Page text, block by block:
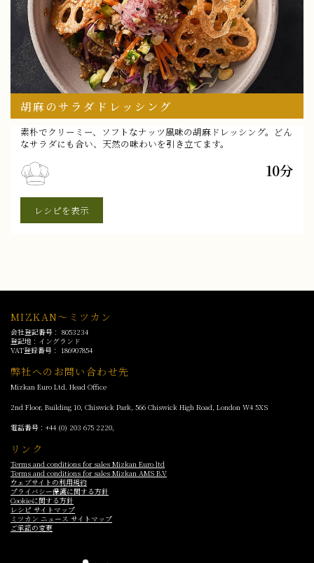
胡麻のサラダドレッシング
素朴でクリーミー、ソフトなナッツ風味の胡麻ドレッシング。どん
なサラダにも合い、天然の味わいを引き立てます。
10分
レシピを表示
MIZKAN～ミツカン
会社登記番号： 8053234
登記地：イングランド
VAT登録番号： 186907854
弊社へのお問い合わせ先
Mizkan Euro Ltd. Head Office
2nd Floor, Building 10, Chiswick Park, 566 Chiswick High Road, London W4 5XS
電話番号： +44 (0) 203 675 2220,
リンク
Terms and conditions for sales Mizkan Euro ltd
Terms and conditions for sales Mizkan AMS B.V
ウェブサイトの利用規約
プライバシー保護に関する方針
Cookieに関する方針
レシピ サイトマップ
ミツカン ニュース サイトマップ
ご承諾の変更